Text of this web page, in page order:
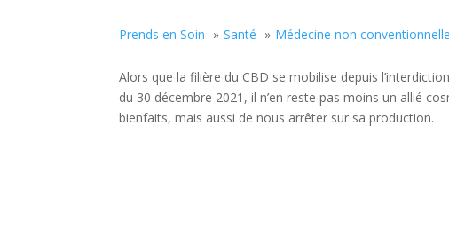
Prends en Soin Santé Médecine non conventionnelle
Alors que la filière du CBD se mobilise depuis
du 30 décembre 2021, il n’en reste pas moins un allié
bienfaits, mais aussi de nous arrêter sur sa production.